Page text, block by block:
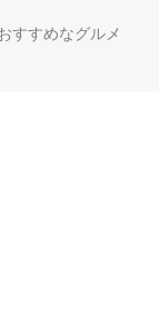
すすめなグルメ